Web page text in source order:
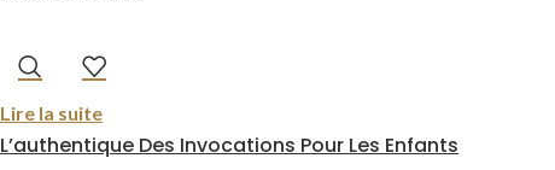
Lire la suite
L’authentique Des Invocations Pour Les Enfants